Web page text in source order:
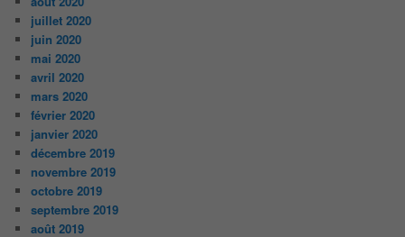
juillet 2020
juin 2020
mai 2020
avril 2020
mars 2020
février 2020
janvier 2020
décembre 2019
novembre 2019
octobre 2019
septembre 2019
août 2019